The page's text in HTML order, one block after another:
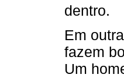
dentro.
Em
fazem
Um